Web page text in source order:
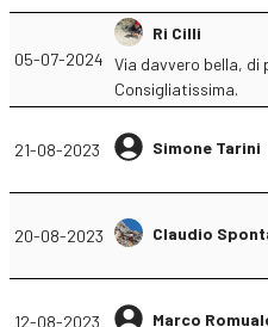
05-07-2024
Ri Cilli
Via davvero bella, di
Consigliatissima.
21-08-2023 Simone Tarini
20-08-2023 Claudio
12-08-2023 Marco